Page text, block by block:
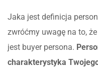
Jaka jest definicja
zwróćmy uwagę na to,
jest buyer persona.
charakterystyka